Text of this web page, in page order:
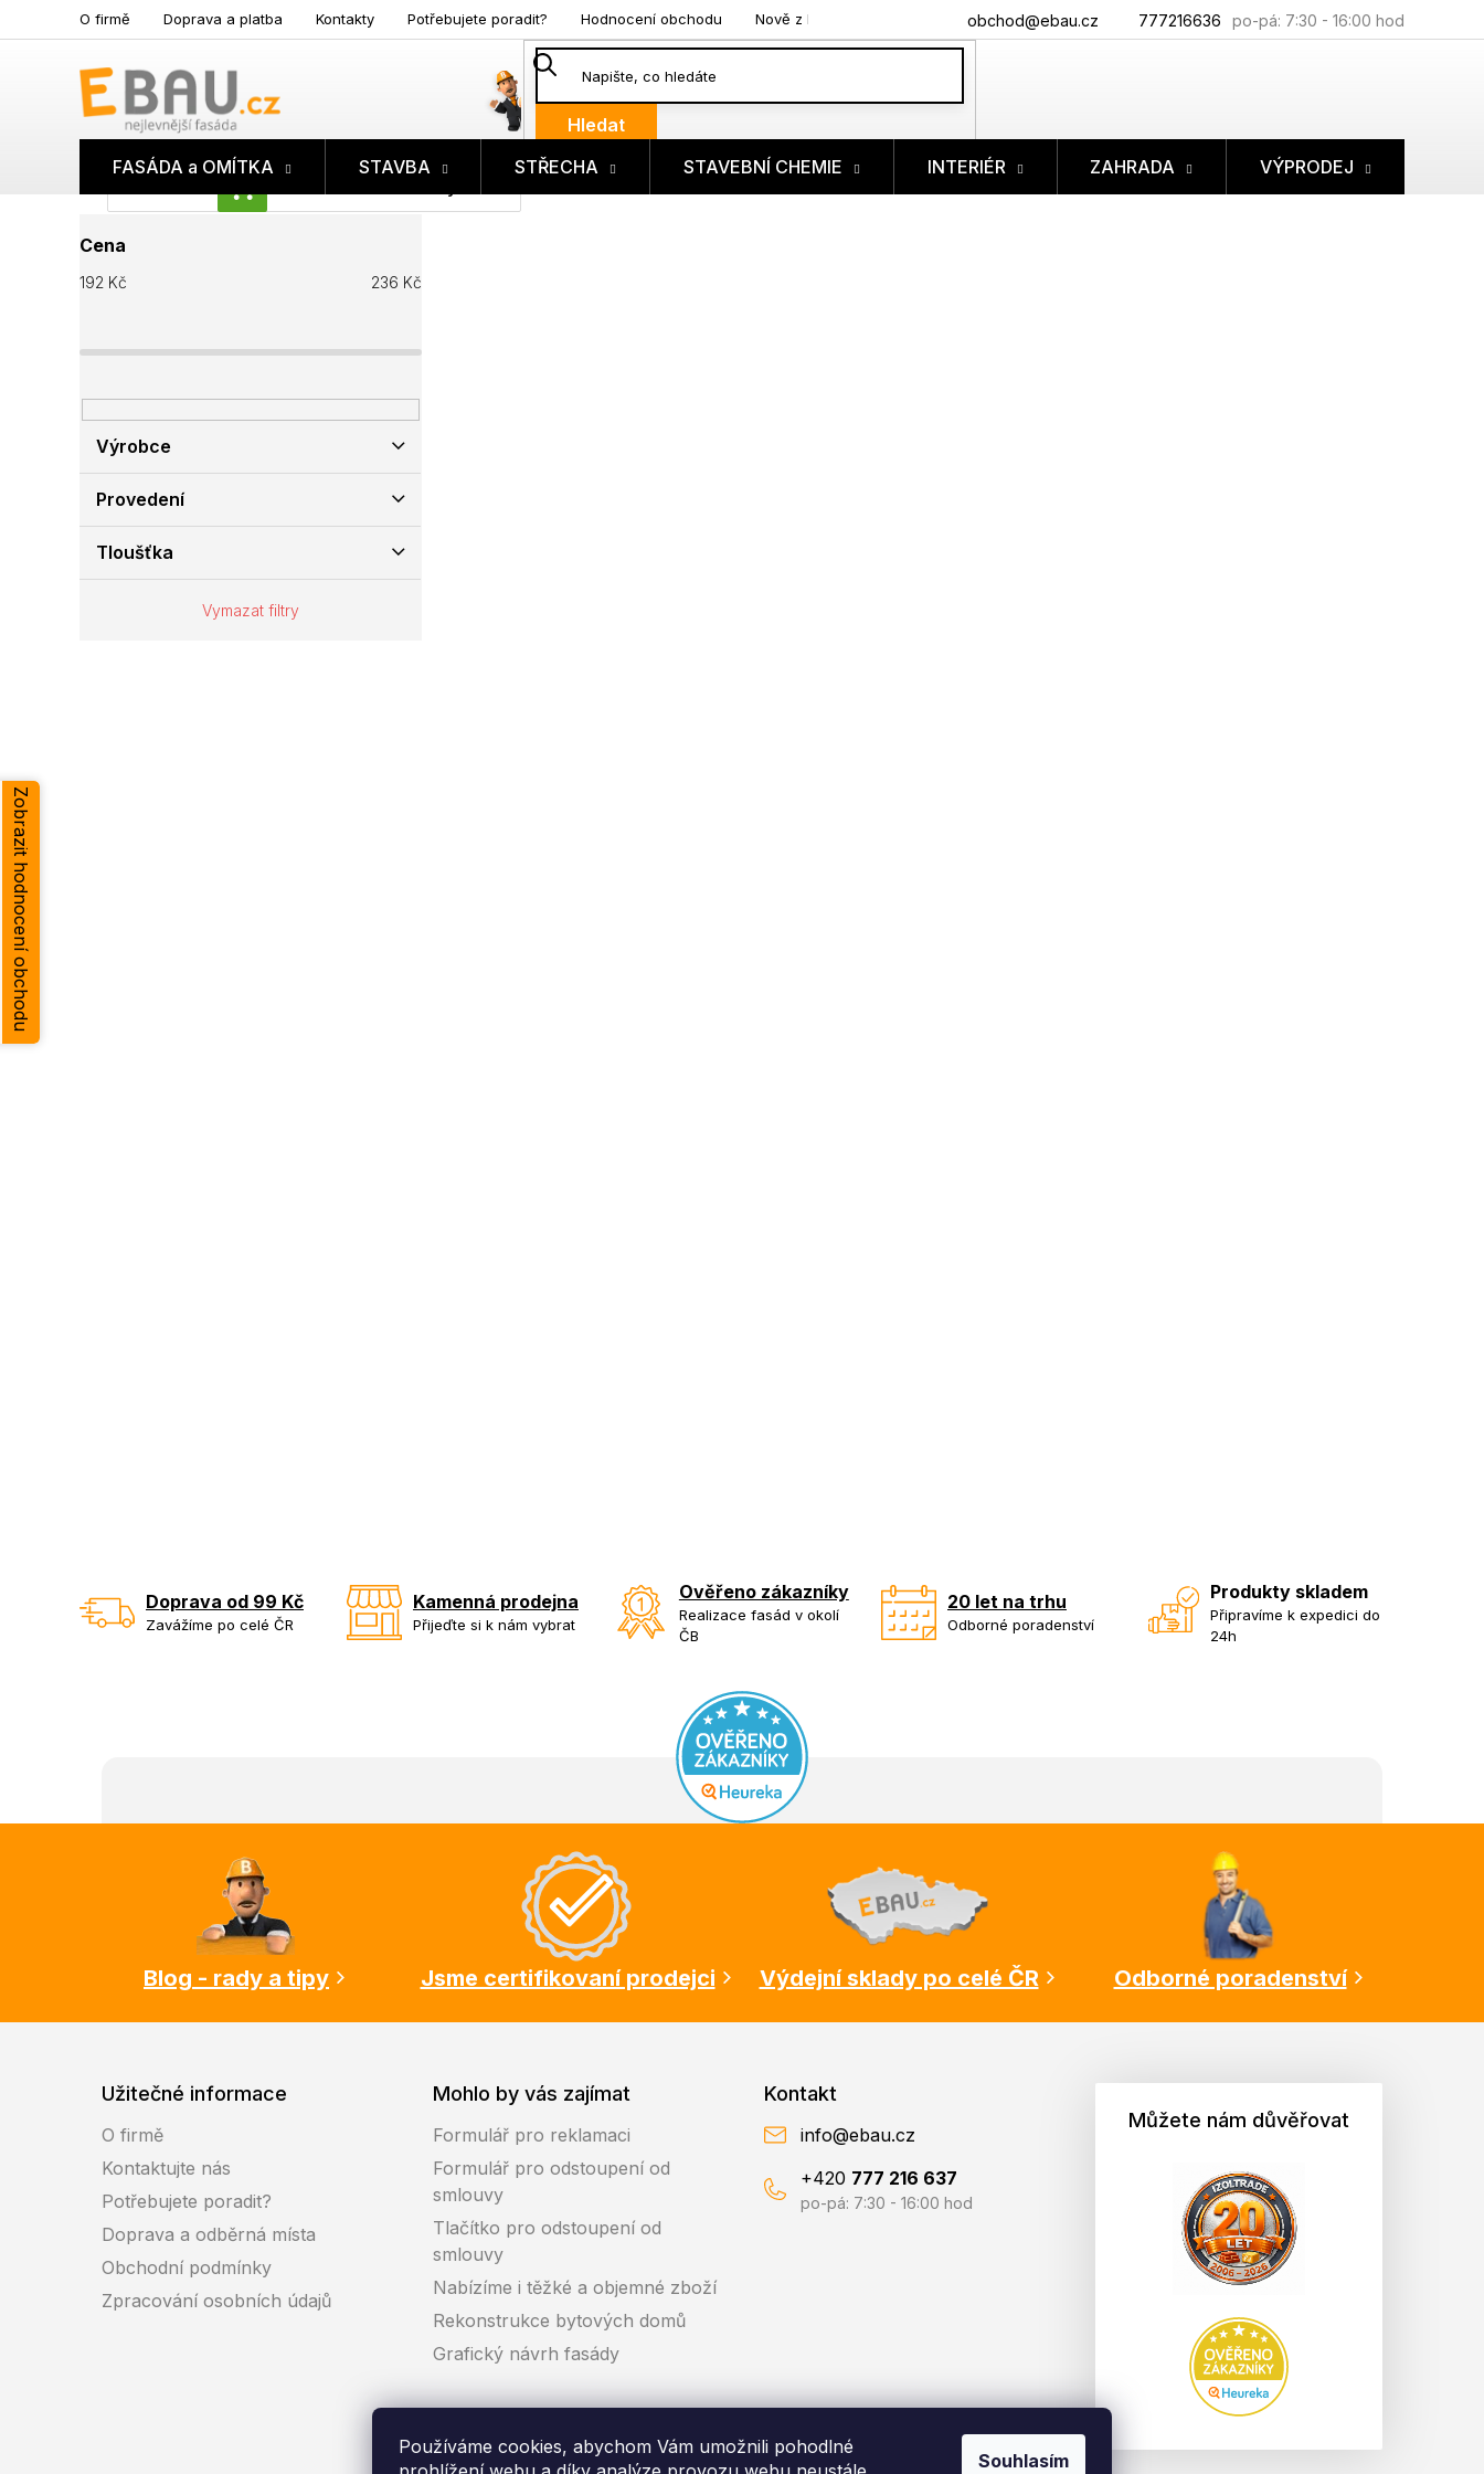
Používáme cookies, abychom Vám umožnili pohodlné
Souhlasím
na
777216636
obchod@ebau.cz
O firmě Doprava a platba Kontakty Potřebujete poradit? Hodnocení obchodu Nově z blogu
Hledat
NÁKUPNÍ
FASÁDA a OMÍTKA STAVBA STŘECHA STAVEBNÍ CHEMIE INTERIÉR ZAHRADA VÝPRODEJ
o
s
a
n
í
a
Cena
192 Kč 236 Kč
Výrobce
Provedení
Tloušťka
Vymazat filtry
Doprava od 99 Kč
Zavážíme po celé ČR
Kamenná prodejna
Přijeďte si k nám vybrat
Ověřeno zákazníky
Realizace fasád v okolí
ČB
20 let na trhu
Odborné poradenství
Produkty skladem
Připravíme k expedici do
24h
Blog - rady a tipy
Jsme certifikovaní prodejci Výdejní sklady po celé ČR Odborné poradenství
Užitečné informace
O firmě
Kontaktujte nás
Potřebujete poradit?
Doprava a odběrná místa
Obchodní podmínky
Zpracování osobních údajů
Mohlo by vás zajímat
Formulář pro reklamaci
Formulář pro odstoupení od
smlouvy
Tlačítko pro odstoupení od
smlouvy
Nabízíme i těžké a objemné zboží
Rekonstrukce bytových domů
Grafický návrh fasády
Kontakt
info@ebau.cz
+420 777 216 637
po-pá: 7:30 - 16:00 hod
Můžete nám důvěřovat
Zobrazit hodnocení obchodu